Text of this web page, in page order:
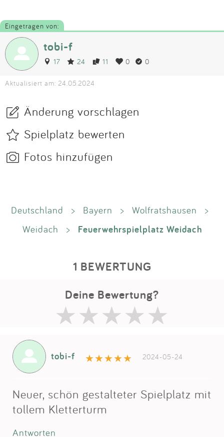
Eingetragen von:
tobi-f
17 24 11 0 0
Aktualisiert am: 24.05.2024
Änderung vorschlagen
Spielplatz bewerten
Fotos hinzufügen
Deutschland > Bayern > Wolfratshausen
>
Weidach
> Feuerwehrspielplatz Weidach
1 BEWERTUNG
Deine Bewertung?
tobi-f 2024-05-24
Neuer, schön gestalteter Spielplatz mit
tollem Kletterturm
Antworten